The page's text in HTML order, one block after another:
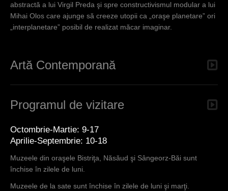
e
abstractă a lui Virgil Preda şi spre constructivismul modular a lui
Mihai Olos care ajunge să creeze utopii ca „oraşe planetare” ori
„interplanetare” posibil de realizat măcar imaginar.
Artă Contemporană
Programul de vizitare
Octombrie-Martie: 9-17
Aprilie-Septembrie: 10-18
Muzeele din oraşele Bistriţa, Năsăud şi Sângeorz-Băi sunt
închise în zilele de luni.
Muzeele de la sate sunt închise în zilele de luni şi marţi.